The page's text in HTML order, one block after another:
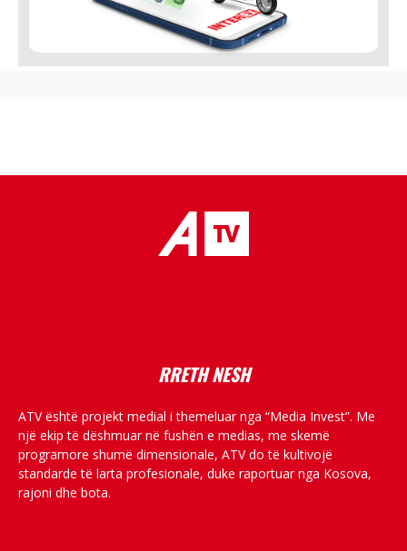
RRETH NESH
ATV është projekt medial i themeluar nga “Media Invest”. Me
një ekip të dëshmuar në fushën e medias, me skemë
programore shumë dimensionale, ATV do të kultivojë
standarde të larta profesionale, duke raportuar nga Kosova,
rajoni dhe bota.